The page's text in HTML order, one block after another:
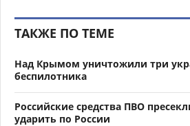
ТАКЖЕ ПО ТЕМЕ
Над Крымом уничтожили три
беспилотника
Российские средства ПВО
ударить по России